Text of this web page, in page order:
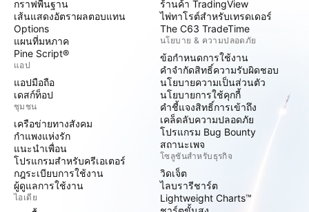
กราฟพื้นฐาน
เส้นแสดงอัตราผลตอบแทน
Options
แผนที่มหภาค
Pine Script®
แอป
แอปมือถือ
เดสก์ท็อป
ชุมชน
เครือข่ายทางสังคม
กำแพงแห่งรัก
แนะนำเพื่อน
โปรแกรมสำหรับครีเอเตอร์
กฎระเบียบการใช้งาน
ผู้ดูแลการใช้งาน
ไอเดีย
ร้านค้า TradingView
ไพ่ทาโรต์สำหรับเทรดเดอร์
The C63 TradeTime
นโยบาย & ความปลอดภัย
ข้อกำหนดการใช้งาน
คำจำกัดสิทธิ์ความรับผิดชอบ
นโยบายความเป็นส่วนตัว
นโยบายการใช้คุกกี้
คำชี้แจงสิทธิ์การเข้าถึง
เคล็ดลับความปลอดภัย
โปรแกรม Bug Bounty
สถานะเพจ
โซลูชันสำหรับธุรกิจ
วิดเจ็ต
ไลบรารีชาร์ต
Lightweight Charts™